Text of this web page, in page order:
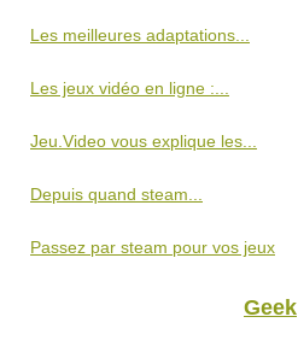
Les meilleures adaptations...
Les jeux vidéo en ligne :...
Jeu.Video vous explique les...
Depuis quand steam...
Passez par steam pour vos jeux
Geek